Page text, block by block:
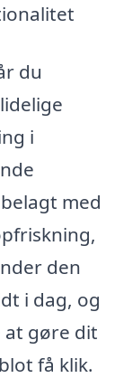
du
i
med
den
i dag, og
gøre dit
få klik.